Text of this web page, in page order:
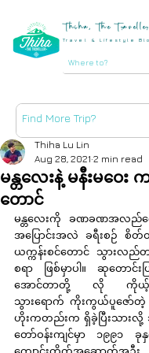
Thiha, The Traveller
Travel & Lifestyle
မန္တလေးနဲ့ မနီးမဝေး
တောင်
Thiha Lu Lin
Aug 28, 2021 2 min read
မန္တလေးကို ခဏခဏအလည်ရေ
အပြောင်းအလဲ ခရီးစဉ် စိ
ယက္ကန်းစင်တောင် သွားလည်
စရာ ဖြစ်မှာပါ။ ဆုတောင်
အောင်တာတို့ လို ကိုယ့်ယုံ
သွားရောက် ကိုးကွယ်ပူဇေ
ဟိုးကတည်းက ရှိခဲ့ပြီးသားလို့
တော်ဝန်းကျင်မှာ ၁၉၉၁